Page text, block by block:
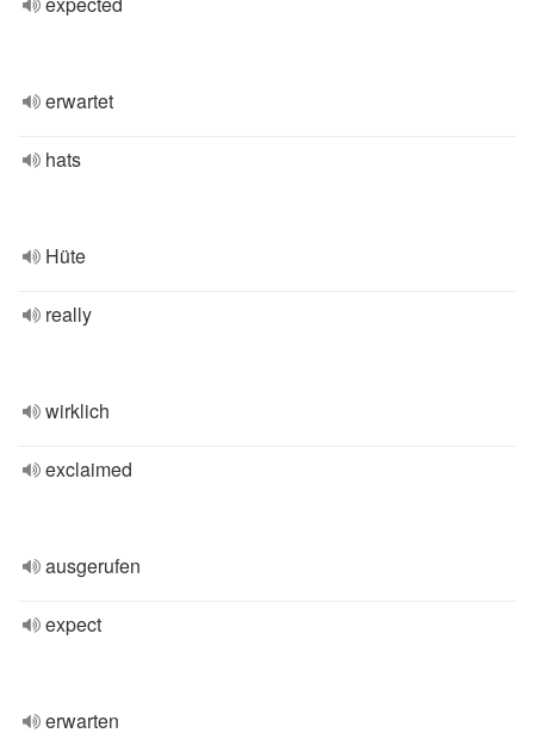
erwartet
hats
Hüte
really
wirklich
exclaimed
ausgerufen
expect
erwarten